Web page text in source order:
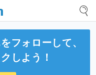
フォローして、
しよう！